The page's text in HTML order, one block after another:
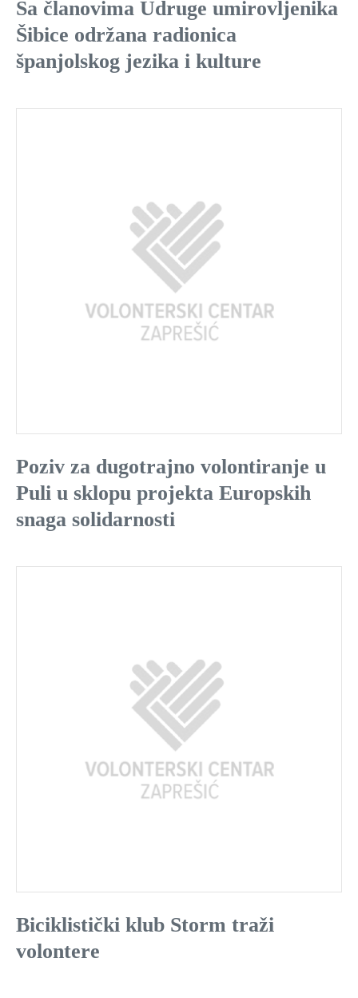
Sa članovima Udruge umirovljenika
Šibice održana radionica
španjolskog jezika i kulture
Poziv za dugotrajno volontiranje u
Puli u sklopu projekta Europskih
snaga solidarnosti
Biciklistički klub Storm traži
volontere